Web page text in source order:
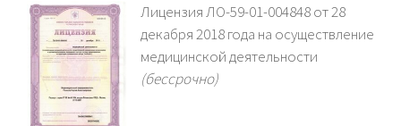
Лицензия ЛО-59-01-004848 от 28
декабря 2018 года на осуществление
медицинской деятельности
(бессрочно)